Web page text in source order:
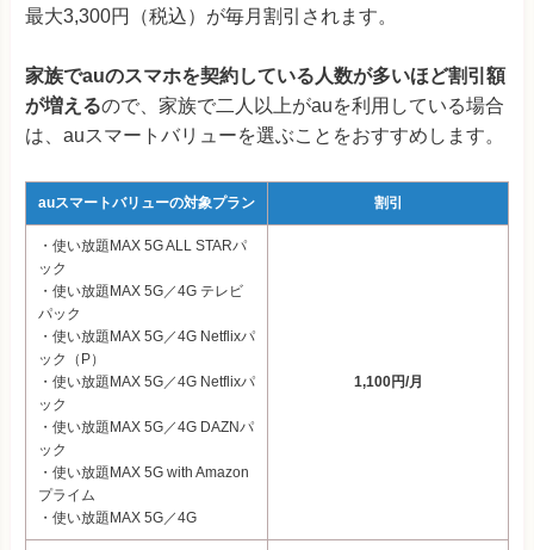
最大3,300円（税込）が毎月割引されます。
家族でauのスマホを契約している人数が多いほど割引額
が増えるので、家族で二人以上がauを利用している場合
は、auスマートバリューを選ぶことをおすすめします。
auスマートバリューの対象プラン 割引
・使い放題MAX 5G ALL STARパ
ック
・使い放題MAX 5G／4G テレビ
パック
・使い放題MAX 5G／4G Netflixパ
ック（P）
・使い放題MAX 5G／4G Netflixパ
ック
・使い放題MAX 5G／4G DAZNパ
ック
・使い放題MAX 5G with Amazon
プライム
・使い放題MAX 5G／4G
1,100円/月